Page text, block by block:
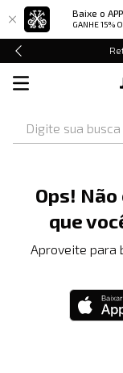
Baixe o APP
GANHE 15%
Ops!
que
Aproveite para